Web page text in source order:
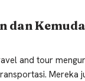
dan
and tour
Mereka